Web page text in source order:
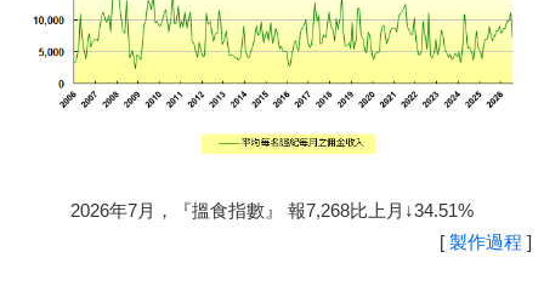
2026年7月，『搵食指數』 報7,268比上月↓34.51%
[ 製作過程 ]